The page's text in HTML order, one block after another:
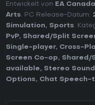
Entwickelt von
EA Canada
Arts. PC Release-Datum:
Simulation, Sports.
PvP, Shared/Split
Single-player, Cross-
Screen Co-op, Shared/
available, Stereo Sound
Options, Chat